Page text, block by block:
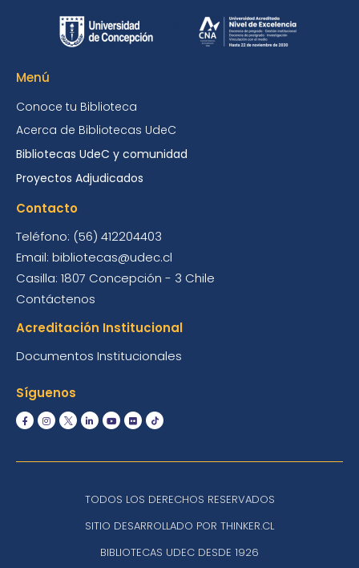
Menú
Conoce tu Biblioteca
Acerca de Bibliotecas UdeC
Bibliotecas UdeC y comunidad
Proyectos Adjudicados
Contacto
Teléfono: (56) 412204403
Email: bibliotecas@udec.cl
Casilla: 1807 Concepción - 3 Chile
Contáctenos
Acreditación Institucional
Documentos Institucionales
Síguenos
TODOS LOS DERECHOS RESERVADOS
SITIO DESARROLLADO POR THINKER.CL
BIBLIOTECAS UDEC DESDE 1926